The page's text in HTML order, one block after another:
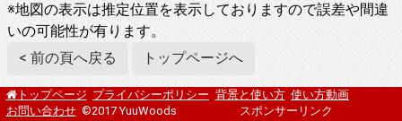
※地図の表示は推定位置を表示しておりますので誤差や間違
いの可能性が有ります。
< 前の頁へ戻る
トップページへ
トップページ プライバシーポリシー 背景と使い方 使い方動画
お問い合わせ ©2017 YuuWoods スポンサーリンク